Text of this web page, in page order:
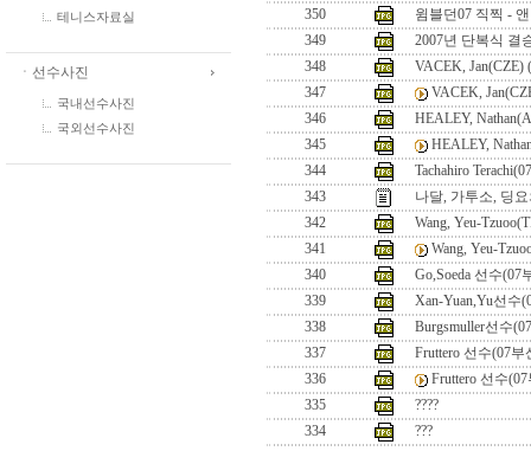
테니스자료실
ㆍ선수사진
국내선수사진
국외선수사진
350
윔블던07 직찍 -
349
2007년 단복식 결
348
VACEK, Jan(CZE)
347
VACEK,
346
HEALEY,
345
HEALEY,
344
Tachahiro
343
나달, 가투소, 딩
342
Wang, Yeu-
341
Wang, Yeu-
340
Go,Soeda 선수(07
339
Xan-Yuan,Yu선수
338
Burgsmuller선수
337
Fruttero 선수(07부
336
Fruttero 선수
335
????
334
???